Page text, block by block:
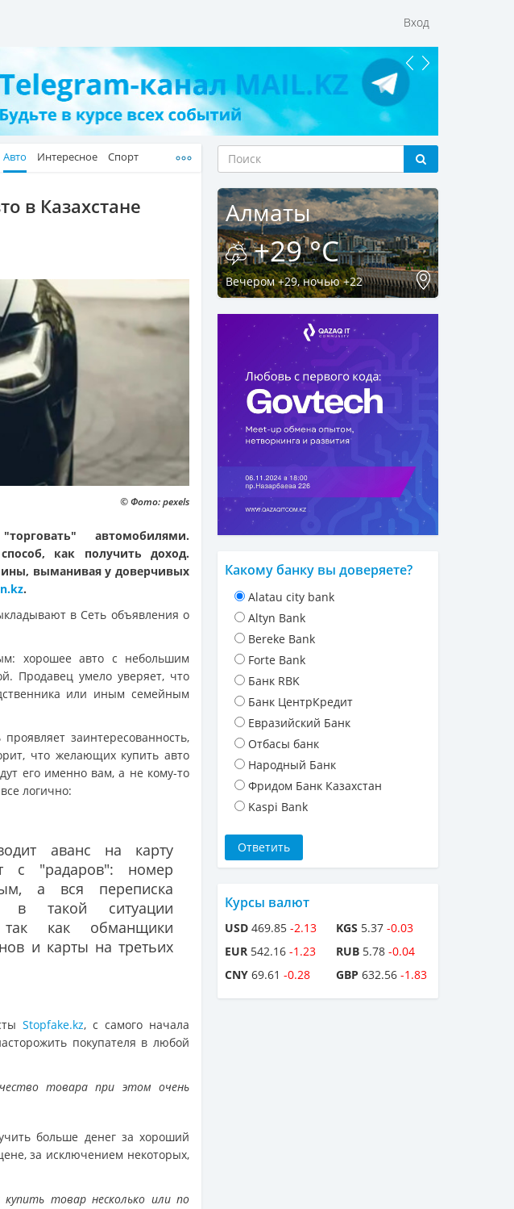
Вход
Авто Интересное Спорт
в Казахстане
© Фото: pexels
автомобилями.
как получить доход.
выманивая у доверчивых
.
в Сеть объявления о
хорошее авто с небольшим
Продавец умело уверяет, что
или иным семейным
заинтересованность,
что желающих купить авто
его именно вам, а не кому-то
логично:
аванс на карту
с "радаров": номер
а вся переписка
в такой ситуации
так как обманщики
и карты на третьих
Stopfake.kz, с самого начала
покупателя в любой
товара при этом очень
больше денег за хороший
за исключением некоторых,
товар несколько или по
Алматы
+29 °C
Вечером +29, ночью +22
Какому банку вы доверяете?
Alatau city bank
Altyn Bank
Bereke Bank
Forte Bank
Банк RBK
Банк ЦентрКредит
Евразийский Банк
Отбасы банк
Народный Банк
Фридом Банк Казахстан
Kaspi Bank
Курсы валют
USD 469.85 -2.13
EUR 542.16 -1.23
CNY 69.61 -0.28
KGS 5.37 -0.03
RUB 5.78 -0.04
GBP 632.56 -1.83